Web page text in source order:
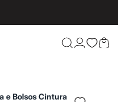
Confira
e Bolsos Cintura